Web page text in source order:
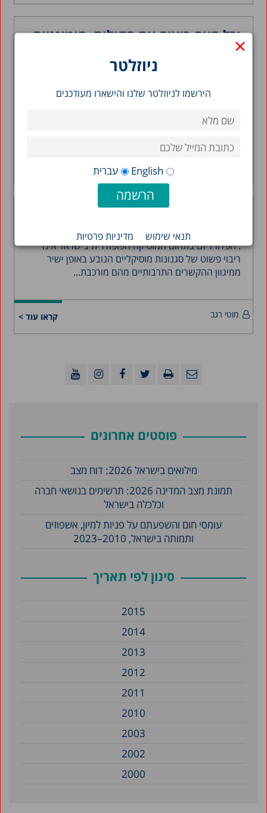
×
ניוזלטר
הירשמו לניוזלטר שלנו והישארו מעודכנים
English עברית
תנאי שימוש מדיניות פרטיות
וכל העם רואים את הקולות: הומוגניות
וסקטוריאליות בתקשורת
המשמעויות של השינויים הללו ניתנות להבנה במונחים
הניהול...
21.08.2000
. הפלורליזם בתחום המוסיקה הפופולרית בישראל אינו
ריבוי פשוט של סגנונות מוסיקליים הנובע באופן ישיר
ממיגוון ההקשרים התרבותיים מהם מורכבת...
קראו עוד > מוטי רגב
פוסטים אחרונים
מילואים בישראל 2026: דוח מצב
תמונת מצב המדינה 2026: תרשימים בנושאי חברה
וכלכלה בישראל
עומסי חום והשפעתם על פניות למיון, אשפוזים
ותמותה בישראל, 2010–2023
סינון לפי תאריך
2015
2014
2013
2012
2011
2010
2003
2002
2000